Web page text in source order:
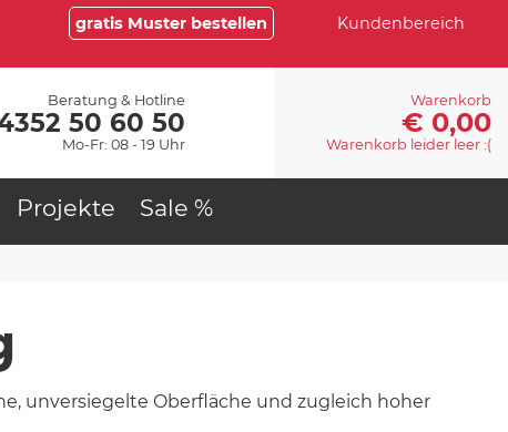
gratis Muster bestellen Kundenbereich
Beratung & Hotline
50 60 50
Mo-Fr: 08 - 19 Uhr
Warenkorb
€ 0,00
Warenkorb leider leer :(
Projekte Sale %
unversiegelte Oberfläche und zugleich hoher